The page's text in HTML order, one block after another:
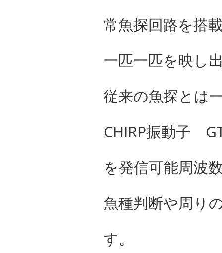
常魚探回路を搭
一匹一匹を映し
従来の魚探とは
CHIRP振動子
を発信可能周波
魚種判断や周り
す。